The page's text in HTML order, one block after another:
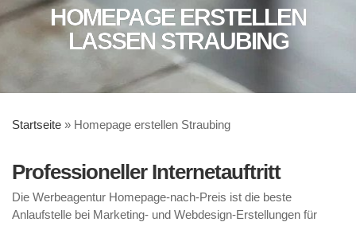
HOMEPAGE ERSTELLEN
LASSEN STRAUBING
Startseite » Homepage erstellen Straubing
Professioneller Internetauftritt
Die Werbeagentur Homepage-nach-Preis ist die beste
Anlaufstelle bei Marketing- und Webdesign-Erstellungen für